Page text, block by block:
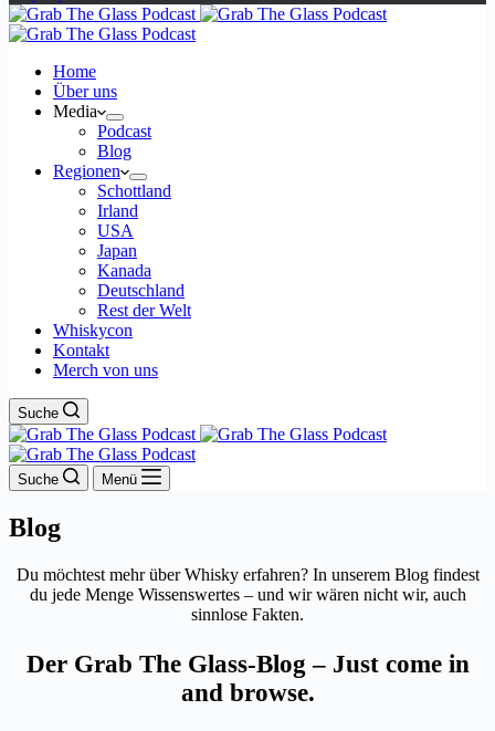
Home
Über uns
Media
Podcast
Blog
Regionen
Schottland
Irland
USA
Japan
Kanada
Deutschland
Rest der Welt
Whiskycon
Kontakt
Merch von uns
Suche
Suche Menü
Blog
Du möchtest mehr über Whisky erfahren? In unserem Blog findest
du jede Menge Wissenswertes – und wir wären nicht wir, auch
sinnlose Fakten.
Der Grab The Glass-Blog – Just come in
and browse.